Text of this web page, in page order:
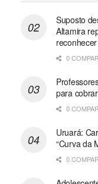
Suposto
Altamira
0
para
0
Uruará:
“Curva da
0